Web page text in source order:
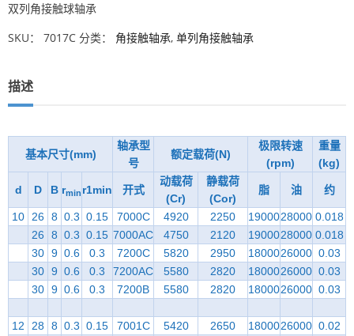
双列角接触球轴承
SKU： 7017C 分类： 角接触轴承, 单列角接触轴承
描述
基本尺寸(mm)
轴承型
号
额定载荷(N)
极限转速
(rpm)
重量
(kg)
d D B rmin r1min 开式
动载荷
(Cr)
静载荷
(Cor)
脂 油 约
10 26 8 0.3 0.15 7000C 4920 2250 1900028000 0.018
26
8 0.3 0.15 7000AC 4750 2120 1900028000 0.018
30 9 0.6 0.3 7200C 5820 2950 1800026000 0.03
30 9 0.6 0.3 7200AC 5580 2820 1800026000 0.03
30 9 0.6 0.3 7200B 5580 2820 1800026000 0.03
12 28 8 0.3 0.15 7001C 5420 2650 1800026000 0.02